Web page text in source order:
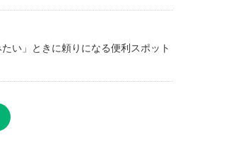
い」ときに頼りになる便利スポット